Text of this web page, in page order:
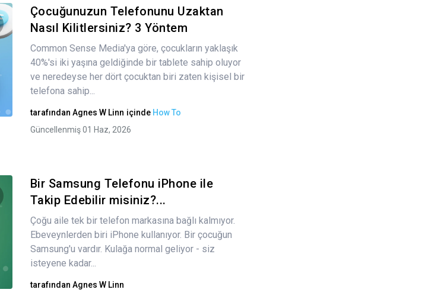
Bu makaleyi paylaş
Çocuğunuzun Telefonunu Uzaktan
Nasıl Kilitlersiniz? 3 Yöntem
Common Sense Media'ya göre, çocukların yaklaşık
40%'si iki yaşına geldiğinde bir tablete sahip oluyor
ve neredeyse her dört çocuktan biri zaten kişisel bir
telefona sahip...
tarafından Agnes W Linn içinde How To
Güncellenmiş 01 Haz, 2026
Bu makaleyi paylaş
Bir Samsung Telefonu iPhone ile
Takip Edebilir misiniz?...
Çoğu aile tek bir telefon markasına bağlı kalmıyor.
Ebeveynlerden biri iPhone kullanıyor. Bir çocuğun
Samsung'u vardır. Kulağa normal geliyor - siz
isteyene kadar...
tarafından Agnes W Linn